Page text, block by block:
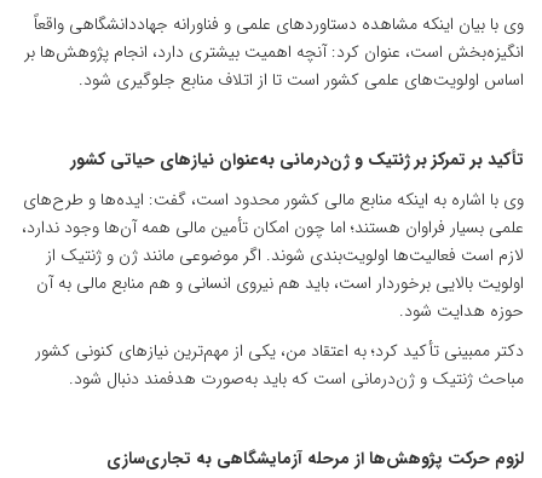
وی با بیان اینکه مشاهده دستاوردهای علمی و فناورانه جهاددانشگاهی واقعاً
انگیزه‌بخش است، عنوان کرد: آنچه اهمیت بیشتری دارد، انجام پژوهش‌ها بر
اساس اولویت‌های علمی کشور است تا از اتلاف منابع جلوگیری شود.
تأکید بر تمرکز بر ژنتیک و ژن‌درمانی به‌عنوان نیازهای حیاتی کشور
وی با اشاره به اینکه منابع مالی کشور محدود است، گفت: ایده‌ها و طرح‌های
علمی بسیار فراوان‌ هستند؛ اما چون امکان تأمین مالی همه آن‌ها وجود ندارد،
لازم است فعالیت‌ها اولویت‌بندی شوند. اگر موضوعی مانند ژن و ژنتیک از
اولویت بالایی برخوردار است، باید هم نیروی انسانی و هم منابع مالی به آن
حوزه هدایت شود.
دکتر ممبینی تأکید کرد؛ به اعتقاد من، یکی از مهم‌ترین نیازهای کنونی کشور
مباحث ژنتیک و ژن‌درمانی است که باید به‌صورت هدفمند دنبال شود.
لزوم حرکت پژوهش‌ها از مرحله آزمایشگاهی به تجاری‌سازی